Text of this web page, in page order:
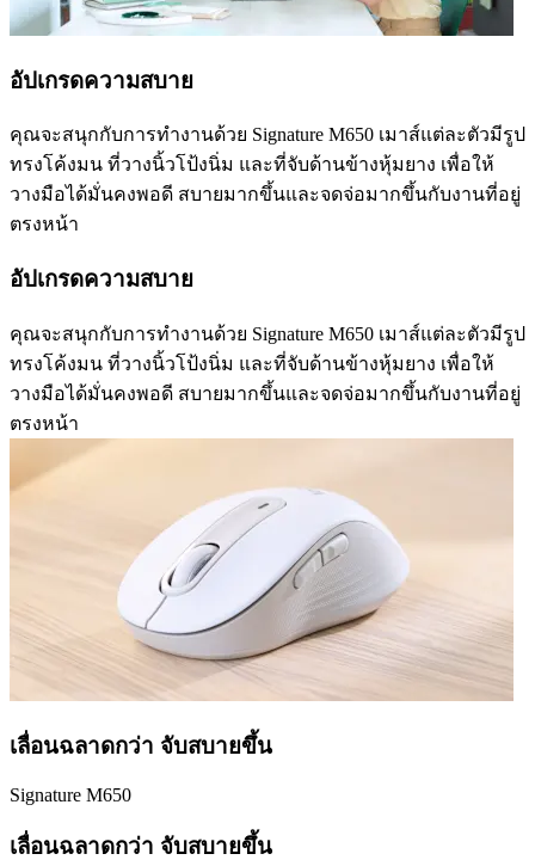
อัปเกรดความสบาย
คุณจะสนุกกับการทำงานด้วย Signature M650 เมาส์แต่ละตัวมีรูป
ทรงโค้งมน ที่วางนิ้วโป้งนิ่ม และที่จับด้านข้างหุ้มยาง เพื่อให้
วางมือได้มั่นคงพอดี สบายมากขึ้นและจดจ่อมากขึ้นกับงานที่อยู่
ตรงหน้า
อัปเกรดความสบาย
คุณจะสนุกกับการทำงานด้วย Signature M650 เมาส์แต่ละตัวมีรูป
ทรงโค้งมน ที่วางนิ้วโป้งนิ่ม และที่จับด้านข้างหุ้มยาง เพื่อให้
วางมือได้มั่นคงพอดี สบายมากขึ้นและจดจ่อมากขึ้นกับงานที่อยู่
ตรงหน้า
เลื่อนฉลาดกว่า จับสบายขึ้น
Signature M650
เลื่อนฉลาดกว่า จับสบายขึ้น